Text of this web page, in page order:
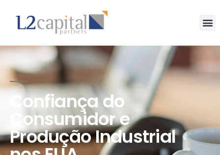
Confiança do
Consumidor e
Produção Industrial